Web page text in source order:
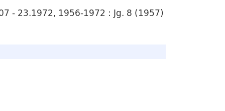
- 23.1972, 1956-1972 : Jg. 8 (1957)